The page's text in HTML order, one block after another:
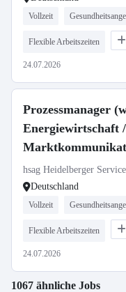
Vollzeit
Flexible Arbeitszeiten
24.07.2026
Prozessmanager
Energiewirtschaft
Homeoffice
hsag Heidelberger
Deutschland
Vollzeit
Flexible Arbeitszeiten
24.07.2026
1067 ähnliche Jobs